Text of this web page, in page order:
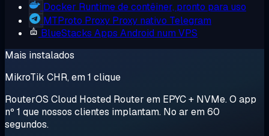
Docker Runtime de contêiner, pronto para uso
MTProto Proxy Proxy nativo Telegram
BlueStacks Apps Android num VPS
Mais instalados
MikroTik CHR, em 1 clique
RouterOS Cloud Hosted Router em EPYC + NVMe. O app
nº 1 que nossos clientes implantam. No ar em 60
segundos.